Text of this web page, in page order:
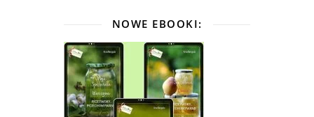
NOWE EBOOKI: